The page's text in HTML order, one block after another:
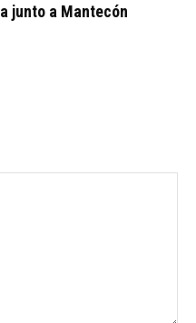
junto a Mantecón